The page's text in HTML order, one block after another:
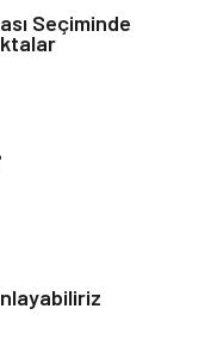
Seçiminde